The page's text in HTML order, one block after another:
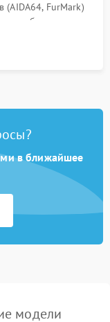
(AIDA64, FurMark)
стабильности
в ближайшее
модели